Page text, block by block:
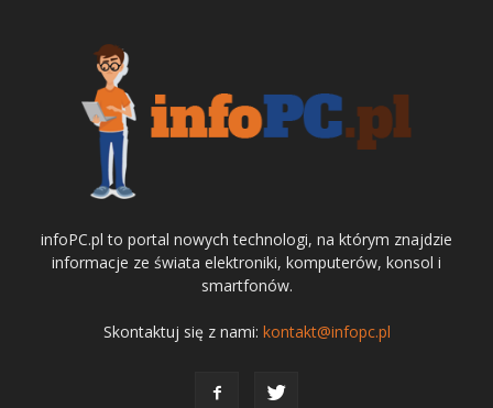
infoPC.pl to portal nowych technologi, na którym znajdzie
informacje ze świata elektroniki, komputerów, konsol i
smartfonów.
Skontaktuj się z nami: kontakt@infopc.pl